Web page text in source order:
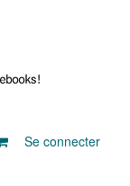
Se connecter